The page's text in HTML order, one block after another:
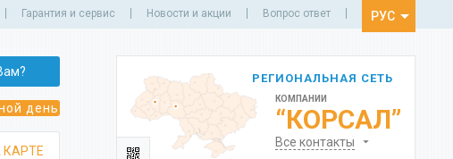
Гарантия и сервис Новости и акции Вопрос ответ РУС
день
КАРТЕ
РЕГИОНАЛЬНАЯ СЕТЬ
КОМПАНИИ
“КОРСАЛ”
Все контакты